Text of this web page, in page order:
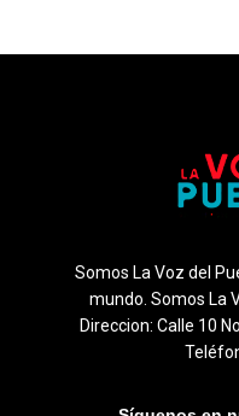
Somos La Voz del
mundo. Somos La
Direccion: Calle 10